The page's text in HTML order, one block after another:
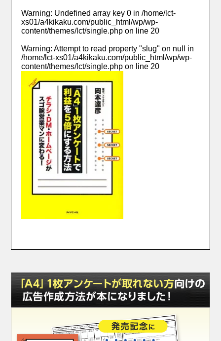
Warning: Undefined array key 0 in/home/lct-
xs01/a4kikaku.com/public_html/wp/wp-
content/themes/lct/single.php on line 20
Warning: Attempt to read property "slug" on null in
/home/lct-xs01/a4kikaku.com/public_html/wp/wp-
content/themes/lct/single.php on line 20